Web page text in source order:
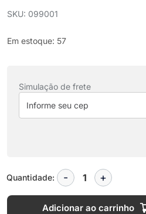
SKU: 099001
Em estoque: 57
Simulação de frete
Quantidade:
Adicionar ao carrinho